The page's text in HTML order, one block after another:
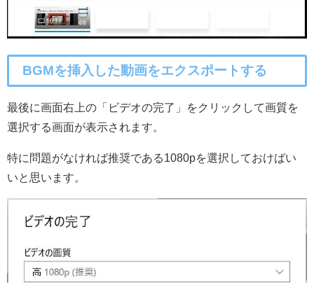
BGMを挿入した動画をエクスポートする
最後に画面右上の「ビデオの完了」をクリックして画質を
選択する画面が表示されます。
特に問題がなければ推奨である1080pを選択しておけばい
いと思います。